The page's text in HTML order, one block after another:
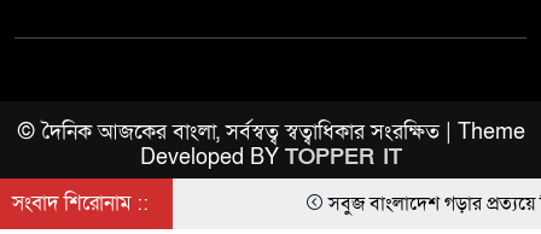
© দৈনিক আজকের বাংলা, সর্বস্বত্ব স্বত্বাধিকার সংরক্ষিত | Theme
Developed BY TOPPER IT
সংবাদ শিরোনাম ::
সবুজ বাংলাদেশ গড়ার প্রত্যয়ে